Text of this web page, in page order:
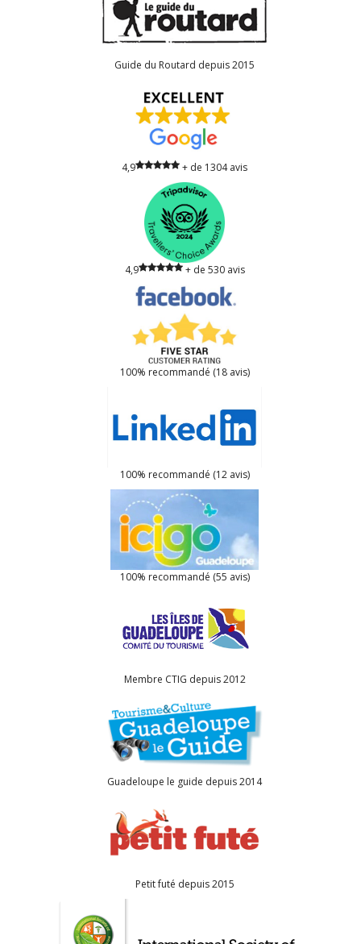
+ de 530 avis
100% recommandé (18 avis)
100% recommandé (12 avis)
Membre CTIG depuis 2012
Guadeloupe le guide depuis 2014
Petit futé depuis 2015
Certification INFOM depuis 2023